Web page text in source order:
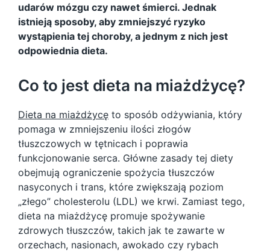
udarów mózgu czy nawet śmierci. Jednak
istnieją sposoby, aby zmniejszyć ryzyko
wystąpienia tej choroby, a jednym z nich jest
odpowiednia dieta.
Co to jest dieta na miażdżycę?
Dieta na miażdżycę to sposób odżywiania, który
pomaga w zmniejszeniu ilości złogów
tłuszczowych w tętnicach i poprawia
funkcjonowanie serca. Główne zasady tej diety
obejmują ograniczenie spożycia tłuszczów
nasyconych i trans, które zwiększają poziom
„złego” cholesterolu (LDL) we krwi. Zamiast tego,
dieta na miażdżycę promuje spożywanie
zdrowych tłuszczów, takich jak te zawarte w
orzechach, nasionach, awokado czy rybach